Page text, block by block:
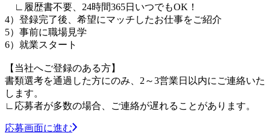
∟履歴書不要、24時間365日いつでもOK！
4）登録完了後、希望にマッチしたお仕事をご紹介
5）事前に職場見学
6）就業スタート
【当社へご登録のある方】
書類選考を通過した方にのみ、2～3営業日以内にご連絡いた
します。
∟応募者が多数の場合、ご連絡が遅れることがあります。
応募画面に進む